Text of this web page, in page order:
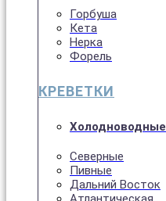
Горбуша
Кета
Нерка
Форель
КРЕВЕТКИ
Холодноводные
Северные
Пивные
Дальний Восток